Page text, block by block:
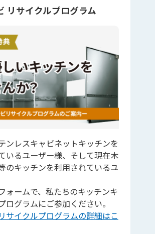
リサイクルプログラム
ンレスキャビネットキッチンを
いるユーザー様、そして現在木
のキッチンを利用されているユ
ォームで、私たちのキッチンキ
ログラムにご参加ください。
サイクルプログラムの詳細はこ